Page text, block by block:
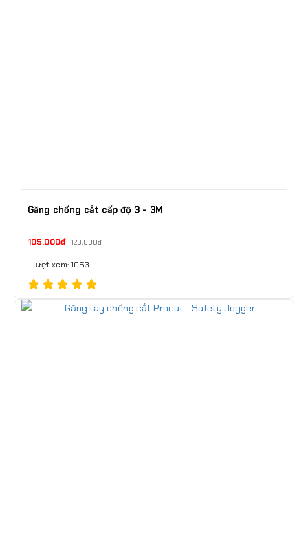
Găng chống cắt cấp độ 3 - 3M
105,000đ 120,000đ
Lượt xem: 1053